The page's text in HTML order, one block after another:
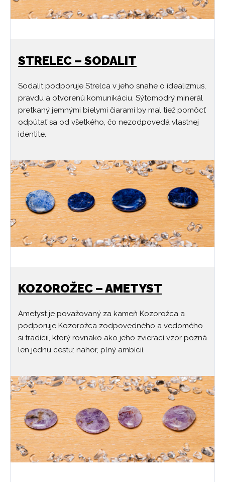
STRELEC – SODALIT
Sodalit podporuje Strelca v jeho snahe o idealizmus,
pravdu a otvorenú komunikáciu. Sýtomodrý minerál
pretkaný jemnými bielymi čiarami by mal tiež pomôcť
odpútať sa od všetkého, čo nezodpovedá vlastnej
identite.
KOZOROŽEC – AMETYST
Ametyst je považovaný za kameň Kozorožca a
podporuje Kozorožca zodpovedného a vedomého
si tradícií, ktorý rovnako ako jeho zvierací vzor pozná
len jednu cestu: nahor, plný ambícií.